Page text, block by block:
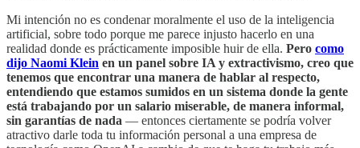
Mi intención no es condenar moralmente el uso de la inteligencia
artificial, sobre todo porque me parece injusto hacerlo en una
realidad donde es prácticamente imposible huir de ella. Pero como
dijo Naomi Klein en un panel sobre IA y extractivismo, creo que
tenemos que encontrar una manera de hablar al respecto,
entendiendo que estamos sumidos en un sistema donde la gente
está trabajando por un salario miserable, de manera informal,
sin garantías de nada — entonces ciertamente se podría volver
atractivo darle toda tu información personal a una empresa de